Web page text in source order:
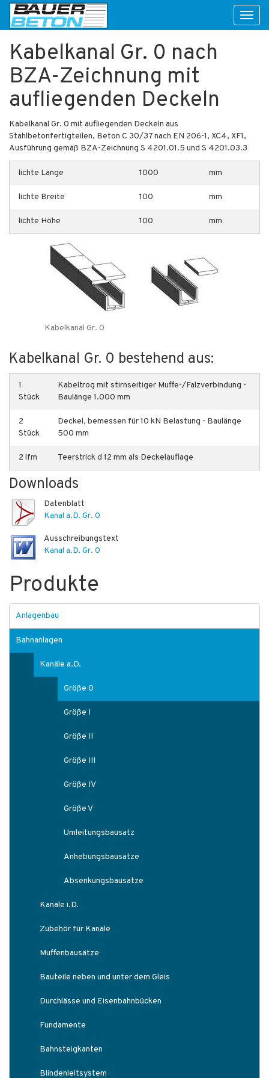
Kabelkanal Gr. 0 nach
BZA-Zeichnung mit
aufliegenden Deckeln
Kabelkanal Gr. 0 mit aufliegenden Deckeln aus
Stahlbetonfertigteilen, Beton C 30/37 nach EN 206-1, XC4, XF1,
Ausführung gemäß BZA-Zeichnung S 4201.01.5 und S 4201.03.3
lichte Länge 1000 mm
lichte Breite 100 mm
lichte Höhe 100 mm
Kabelkanal Gr. 0
Kabelkanal Gr. 0 bestehend aus:
1
Stück
Kabeltrog mit stirnseitiger Muffe-/Falzverbindung -
Baulänge 1.000 mm
2
Stück
Deckel, bemessen für 10 kN Belastung - Baulänge
500 mm
2 lfm Teerstrick d 12 mm als Deckelauflage
Downloads
Datenblatt
Kanal a.D. Gr. 0
Ausschreibungstext
Kanal a.D. Gr. 0
Produkte
Anlagenbau
Bahnanlagen
Kanäle a.D.
Größe 0
Größe I
Größe II
Größe III
Größe IV
Größe V
Umleitungsbausatz
Anhebungsbausätze
Absenkungsbausätze
Kanäle i.D.
Zubehör für Kanäle
Muffenbausätze
Bauteile neben und unter dem Gleis
Durchlässe und Eisenbahnbücken
Fundamente
Bahnsteigkanten
Blindenleitsystem